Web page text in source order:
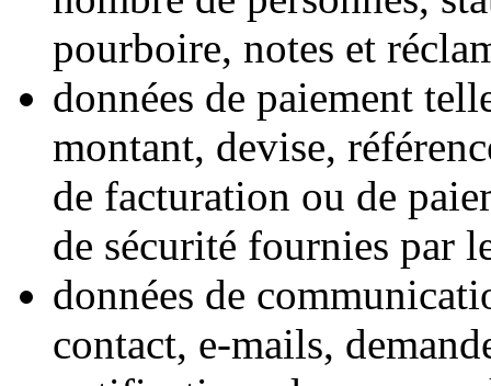
pourboire, notes et
données de paiement
montant, devise,
de facturation ou de
de sécurité fournies par
données de
contact, e-mails,